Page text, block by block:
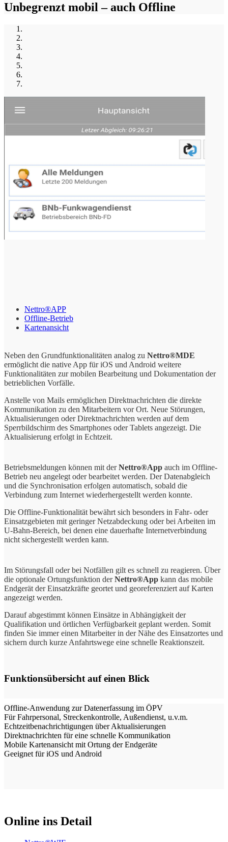
Unbegrenzt mobil – auch Offline
Nettro®APP
Offline-Betrieb
Kartenansicht
Neben den Grundfunktionalitäten analog zu Nettro®MDE
ermöglicht die native App für iOS und Android weitere
Funktionalitäten zur mobilen Bearbeitung und Dokumentation der
betrieblichen Vorfälle.
Anstelle von Mails ermöglichen Direktnachrichten die direkte
Kommunikation zu den Mitarbeitern vor Ort. Neue Störungen,
Aktualisierungen oder Direktnachrichten werden auf dem
Sperrbildschirm des Smartphones oder Tablets angezeigt. Die
Aktualisierung erfolgt in Echtzeit.
Betriebsmeldungen können mit derNettro®App auch im Offline-
Betrieb neu angelegt oder bearbeitet werden. Der Datenabgleich
und die Synchronisation erfolgen automatisch, sobald die
Verbindung zum Internet wiederhergestellt werden konnte.
Die Offline-Funktionalität bewährt sich besonders in Fahr- oder
Einsatzgebieten mit geringer Netzabdeckung oder bei Arbeiten im
U-Bahn-Bereich, bei denen eine dauerhafte Internetverbindung
nicht sichergestellt werden kann.
Im Störungsfall oder bei Notfällen gilt es schnell zu reagieren. Über
die optionale Ortungsfunktion derNettro®App kann das mobile
Endgerät der Einsatzkräfte geortet und georeferenziert auf Karten
angezeigt werden.
Darauf abgestimmt können Einsätze in Abhängigkeit der
Qualifikation und örtlichen Verfügbarkeit geplant werden. Somit
finden Sie immer einen Mitarbeiter in der Nähe des Einsatzortes und
sichern durch kurze Anfahrtswege eine schnelle Reaktionszeit.
Funktionsübersicht auf einen Blick
Offline-Anwendung zur Datenerfassung im ÖPV
Für Fahrpersonal, Streckenkontrolle, Außendienst, u.v.m.
Echtzeitbenachrichtigungen über Aktualisierungen
Direktnachrichten für eine schnelle Kommunikation
Mobile Kartenansicht mit Ortung der Endgeräte
Geeignet für iOS und Android
Online ins Detail